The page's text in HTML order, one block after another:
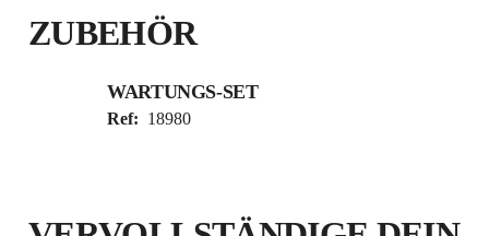
ZUBEHÖR
WARTUNGS-SET
Ref: 18980